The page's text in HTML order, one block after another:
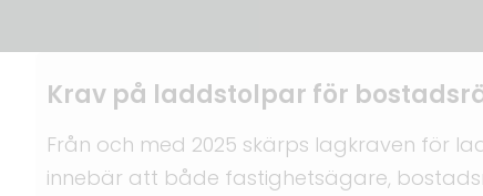
Krav på laddstolpar för
Från och med 2025 skärps lagkraven för
innebär att både fastighetsägare,